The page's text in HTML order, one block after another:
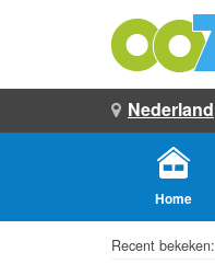
Nederland
Home
Recent bekeken: